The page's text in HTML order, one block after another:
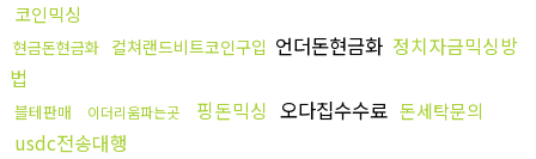
코인믹싱
현금돈현금화 컬쳐랜드비트코인구입 언더돈현금화 정치자금믹싱방
법
블테판매 이더리움파는곳 핑돈믹싱 오다집수수료 돈세탁문의
usdc전송대행